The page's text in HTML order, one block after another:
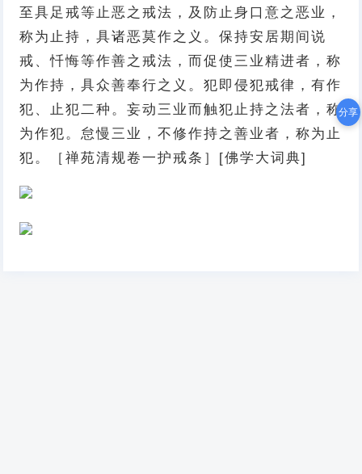
至具足戒等止恶之戒法，及防止身口意之恶业，
称为止持，具诸恶莫作之义。保持安居期间说
戒、忏悔等作善之戒法，而促使三业精进者，称
为作持，具众善奉行之义。犯即侵犯戒律，有作
犯、止犯二种。妄动三业而触犯止持之法者，称
为作犯。怠慢三业，不修作持之善业者，称为止
犯。［禅苑清规卷一护戒条］[佛学大词典]
分享